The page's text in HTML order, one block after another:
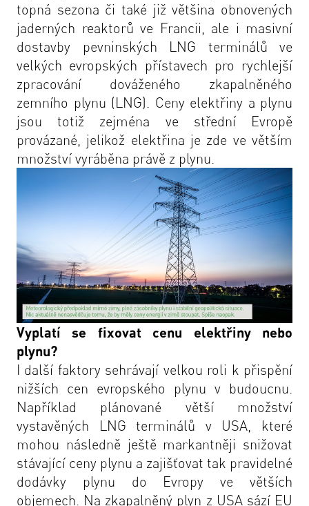
topná sezona či také již většina obnovených
jaderných reaktorů ve Francii, ale i masivní
dostavby pevninských LNG terminálů ve
velkých evropských přístavech pro rychlejší
zpracování dováženého zkapalněného
zemního plynu (LNG). Ceny elektřiny a plynu
jsou totiž zejména ve střední Evropě
provázané, jelikož elektřina je zde ve větším
množství vyráběna právě z plynu.
Vyplatí se fixovat cenu elektřiny nebo
plynu?
I další faktory sehrávají velkou roli k přispění
nižších cen evropského plynu v budoucnu.
Například plánované větší množství
vystavěných LNG terminálů v USA, které
mohou následně ještě markantněji snižovat
stávající ceny plynu a zajišťovat tak pravidelné
dodávky plynu do Evropy ve větších
objemech. Na zkapalněný plyn z USA sází EU